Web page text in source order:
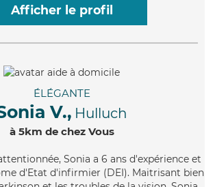
Afficher le profil
ÉLÉGANTE
V., Hulluch
à 5km de chez Vous
Sonia a 6 ans d'expérience et
d'Etat d'infirmier (DEI). Maitrisant bien